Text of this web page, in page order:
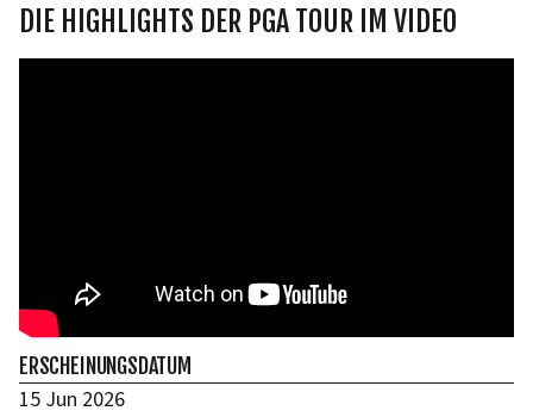
DIE HIGHLIGHTS DER PGA TOUR IM VIDEO
ERSCHEINUNGSDATUM
15 Jun 2026